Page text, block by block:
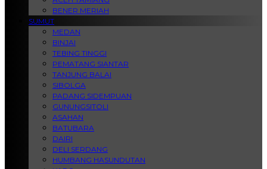
BENER MERIAH
SUMUT
MEDAN
BINJAI
TEBING TINGGI
PEMATANG SIANTAR
TANJUNG BALAI
SIBOLGA
PADANG SIDEMPUAN
GUNUNGSITOLI
ASAHAN
BATUBARA
DAIRI
DELI SERDANG
HUMBANG HASUNDUTAN